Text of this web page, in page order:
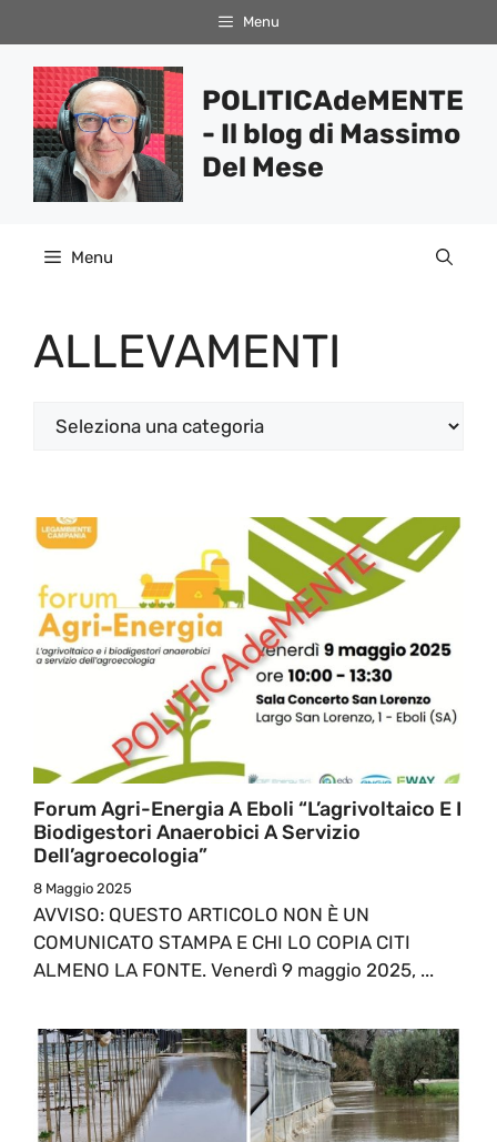
al
contenuto
Menu
POLITICAdeMENTE
- Il blog di Massimo
Del Mese
Menu
ALLEVAMENTI
Categorie
Forum Agri-Energia A Eboli “L’agrivoltaico E I
Biodigestori Anaerobici A Servizio
Dell’agroecologia”
8 Maggio 2025
AVVISO: QUESTO ARTICOLO NON È UN
COMUNICATO STAMPA E CHI LO COPIA CITI
ALMENO LA FONTE. Venerdì 9 maggio 2025, ...